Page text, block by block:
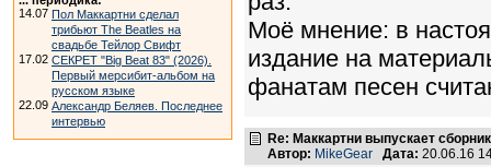
14.07 Пол Маккартни сделал
трибьют The Beatles на
свадьбе Тейлор Свифт
17.02 СЕКРЕТ "Big Beat 83" (2026).
Первый мерсибит-альбом на
русском языке
22.09 Александр Беляев. Последнее
интервью
Моё мнение: в
издание на
фанатам песен
Re: Маккартни выпускает
Автор: MikeGear Дата: 20.06.16